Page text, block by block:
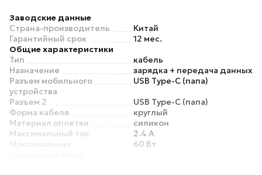
Заводские данные
Страна-производитель
Китай
Гарантийный срок
12 мес.
Общие характеристики
Тип
кабель
Назначение
зарядка + передача данных
Разъем мобильного
устройства
USB Type-C (папа)
Разъем 2
USB Type-C (папа)
Форма кабеля
круглый
Материал оплетки
силикон
Максимальный ток
2.4 А
Максимальная
60 Вт